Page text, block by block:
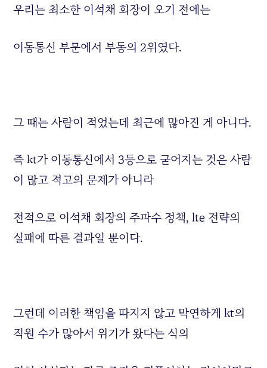
우리는 최소한 이석채 회장이 오기 전에는
이동통신 부문에서 부동의 2위였다.
그 때는 사람이 적었는데 최근에 많아진 게 아니다.
즉 kt가 이동통신에서 3등으로 굳어지는 것은 사람
이 많고 적고의 문제가 아니라
전적으로 이석채 회장의 주파수 정책, lte 전략의
실패에 따른 결과일 뿐이다.
그런데 이러한 책임을 따지지 않고 막연하게 kt의
직원 수가 많아서 위기가 왔다는 식의